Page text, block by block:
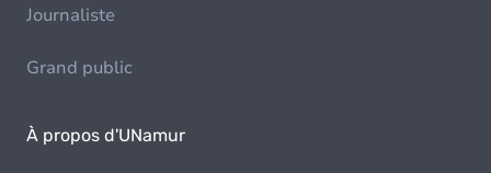
Journaliste
Grand public
À propos d'UNamur